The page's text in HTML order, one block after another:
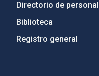
Directorio de personal
Biblioteca
Registro general